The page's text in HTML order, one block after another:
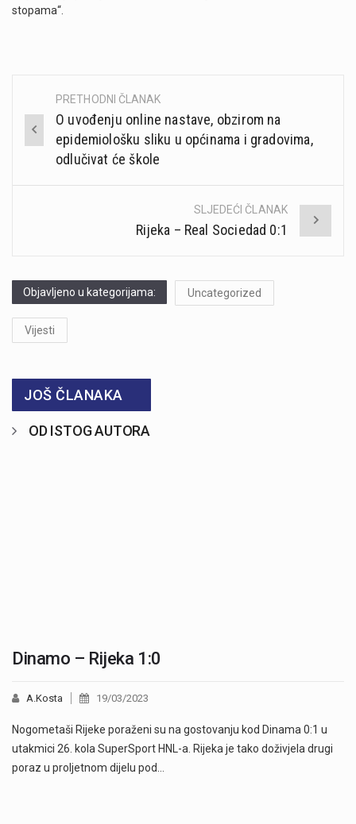
stopama“.
Post
navigation
PRETHODNI ČLANAK
O uvođenju online nastave, obzirom na
epidemiološku sliku u općinama i gradovima,
odlučivat će škole
SLJEDEĆI ČLANAK
Rijeka – Real Sociedad 0:1
Objavljeno u kategorijama: Uncategorized
Vijesti
JOŠ ČLANAKA
OD ISTOG AUTORA
Dinamo – Rijeka 1:0
A.Kosta 19/03/2023
Nogometaši Rijeke poraženi su na gostovanju kod Dinama 0:1 u
utakmici 26. kola SuperSport HNL-a. Rijeka je tako doživjela drugi
poraz u proljetnom dijelu pod…